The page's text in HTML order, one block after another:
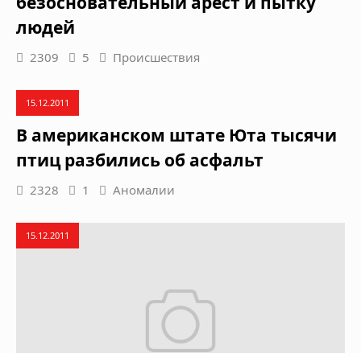
людей
2309 5 Происшествия
15.12.2011
В американском штате Юта тысячи
птиц разбились об асфальт
2328 1 Аномалии
15.12.2011